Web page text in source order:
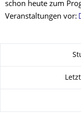
schon heute zum
Veranstaltungen vor:
Zu dieser Seite